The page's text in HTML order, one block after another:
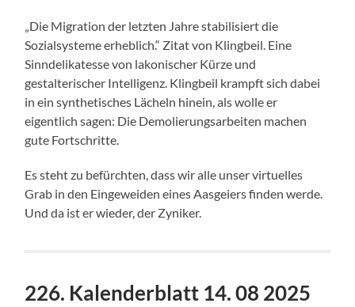
„Die Migration der letzten Jahre stabilisiert die
Sozialsysteme erheblich.“ Zitat von Klingbeil. Eine
Sinndelikatesse von lakonischer Kürze und
gestalterischer Intelligenz. Klingbeil krampft sich dabei
in ein synthetisches Lächeln hinein, als wolle er
eigentlich sagen: Die Demolierungsarbeiten machen
gute Fortschritte.
Es steht zu befürchten, dass wir alle unser virtuelles
Grab in den Eingeweiden eines Aasgeiers finden werde.
Und da ist er wieder, der Zyniker.
226. Kalenderblatt 14. 08 2025